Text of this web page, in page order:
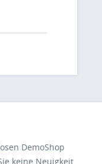
DemoShop
keine Neuigkeit